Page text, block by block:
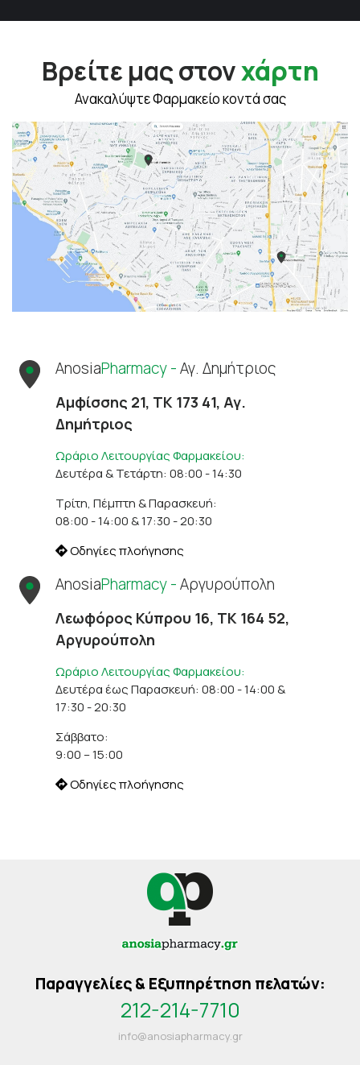
Βρείτε μας στονχάρτη
Ανακαλύψτε Φαρμακείο κοντά σας
AnosiaPharmacy -Αγ. Δημήτριος
Αμφίσσης 21, ΤΚ 173 41, Αγ.
Δημήτριος
Ωράριο Λειτουργίας Φαρμακείου:
Δευτέρα & Τετάρτη: 08:00 - 14:30
Τρίτη, Πέμπτη & Παρασκευή:
08:00 - 14:00 & 17:30 - 20:30
Οδηγίες πλοήγησης
AnosiaPharmacy -Αργυρούπολη
Λεωφόρος Κύπρου 16, ΤΚ 164 52,
Αργυρούπολη
Ωράριο Λειτουργίας Φαρμακείου:
Δευτέρα έως Παρασκευή: 08:00 - 14:00 &
17:30 - 20:30
Σάββατο:
9:00 – 15:00
Οδηγίες πλοήγησης
Παραγγελίες & Εξυπηρέτηση πελατών:
212-214-7710
info@anosiapharmacy.gr